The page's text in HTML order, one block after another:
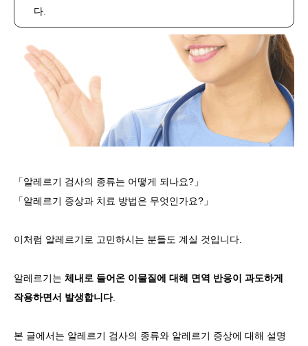
다.
「알레르기 검사의 종류는 어떻게 되나요?」
「알레르기 증상과 치료 방법은 무엇인가요?」
이처럼 알레르기로 고민하시는 분들도 계실 것입니다.
알레르기는 체내로 들어온 이물질에 대해 면역 반응이 과도하게
작용하면서 발생합니다.
본 글에서는 알레르기 검사의 종류와 알레르기 증상에 대해 설명
기타
언어
简体中文 한국어 Español English